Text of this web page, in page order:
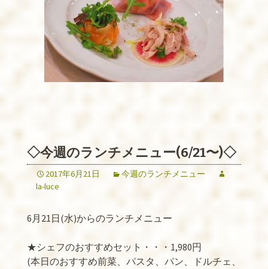
◇今週のランチメニュー(6/21〜)◇
2017年6月21日
今週のランチメニュー
la-luce
6月21日(水)からのランチメニュー
★シェフのおすすめセット・・・1,980円
(本日のおすすめ前菜、パスタ、パン、ドルチェ、